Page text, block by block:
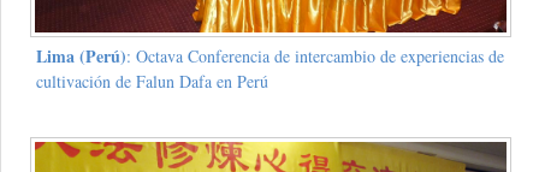
Lima (Perú): Octava Conferencia de intercambio de experiencias de
cultivación de Falun Dafa en Perú